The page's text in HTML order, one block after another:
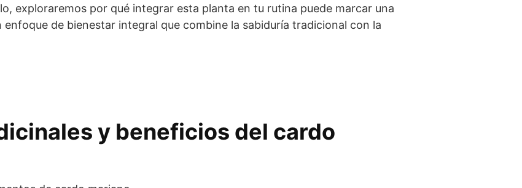
exploraremos por qué integrar esta planta en tu rutina puede marcar una
de bienestar integral que combine la sabiduría tradicional con la
y beneficios del cardo